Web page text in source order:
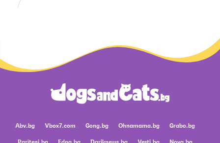
Abv.bg Vbox7.com Gong.bg Ohnamama.bg
Grabo.bg
Pariteni.bg
Edna.bg Dariknews.bg Vesti.bg Nova.bg